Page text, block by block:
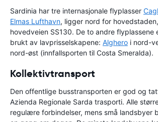
Sardinia har tre internasjonale flyplasser
Elmas Lufthavn, ligger nord for
hovedveien SS130. De to andre flyplassene
brukt av lavprisselskapene: Alghero i nord-
nord-øst (innfallsporten til Costa Smeralda).
Kollektivtransport
Den offentlige busstransporten er god og
Azienda Regionale Sarda trasporti. Alle
regulære forbindelser, mens små landsbyer